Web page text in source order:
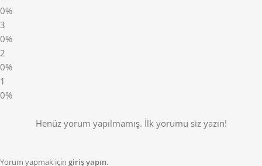
0%
3
0%
2
0%
1
0%
Henüz yorum yapılmamış. İlk yorumu siz yazın!
Yorum yapmak için giriş yapın.